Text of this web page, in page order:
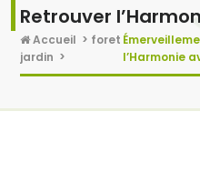
Retrouver
Accueil > foret
jardin >
l’Harmonie